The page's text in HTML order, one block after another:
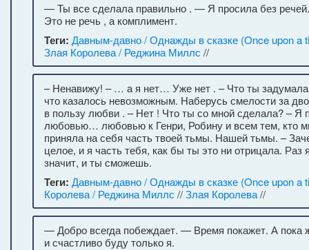
— Ты все сделала правильно . — Я просила без
Это не речь , а комплимент.
Теги: Давным-давно / Однажды в сказке (Once upon a
Злая Королева / Реджина Миллс //
– Ненавижу! – … а я нет… Уже нет . – Что ты
что казалось невозможным. Наберусь смелости за
в пользу любви . – Нет ! Что ты со мной сделала? – Я
любовью… любовью к Генри, Робину и всем тем, кто
приняла на себя часть твоей тьмы. Нашей тьмы. –
целое, и я часть тебя, как бы ты это ни отрицала. Раз
значит, и ты сможешь.
Теги: Давным-давно / Однажды в сказке (Once upon a
Королева / Реджина Миллс //Злая Королева//
— Добро всегда побеждает. — Время покажет. А пока
и счастливо буду только я.